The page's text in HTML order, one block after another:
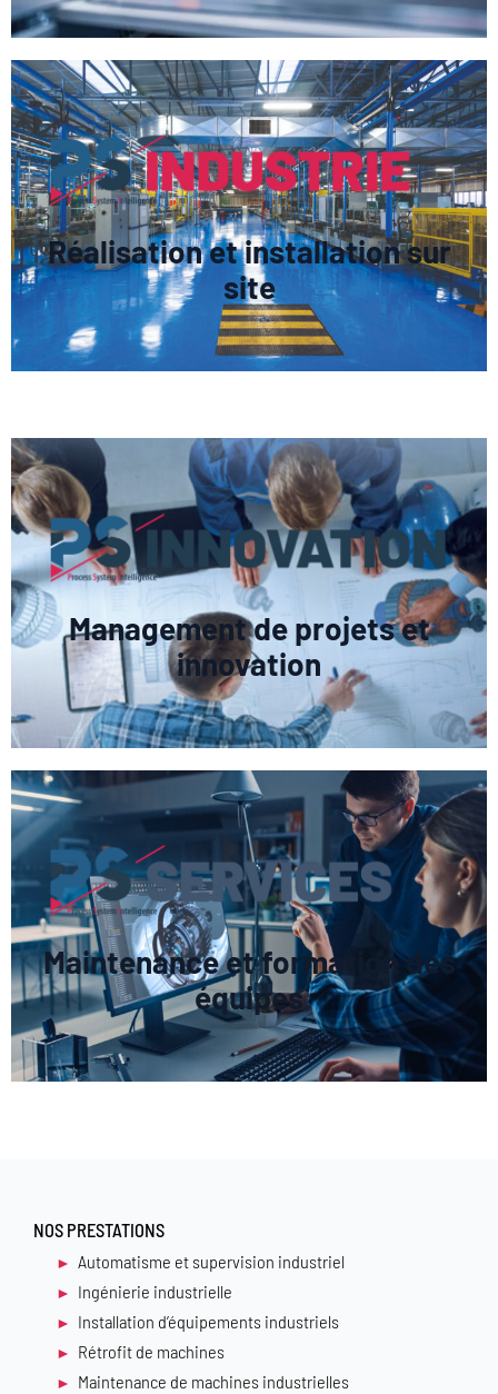
Réalisation et installation sur
site
Management de projets et
innovation
Maintenance et formation des
équipes
NOS PRESTATIONS
Automatisme et supervision industriel
Ingénierie industrielle
Installation d’équipements industriels
Rétrofit de machines
Maintenance de machines industrielles